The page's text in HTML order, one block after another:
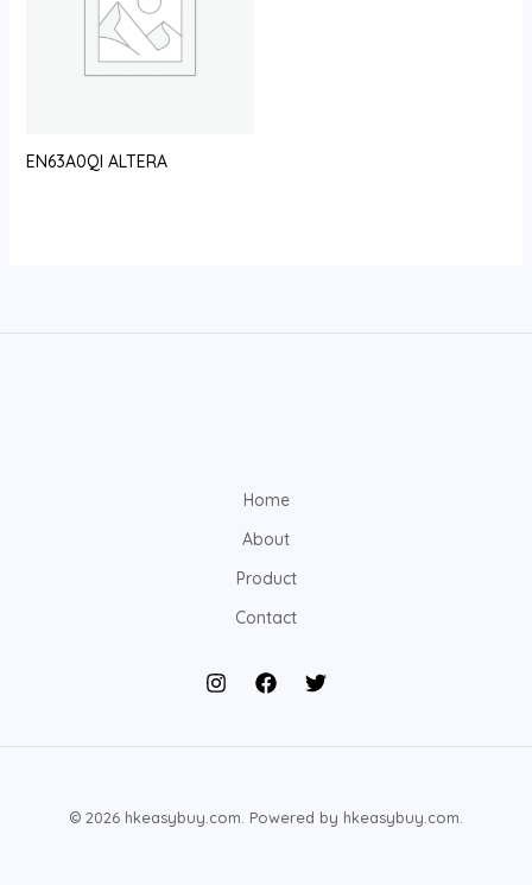
EN63A0QI ALTERA
Home
About
Product
Contact
© 2026 hkeasybuy.com. Powered by hkeasybuy.com.